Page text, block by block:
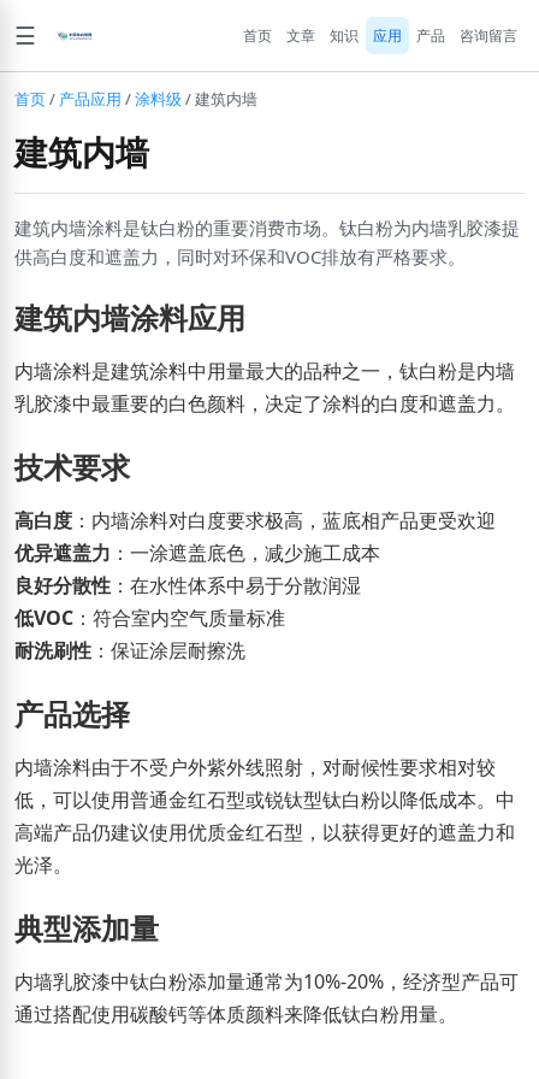
☰ 首页 文章 知识 应用 产品 咨询留言
首页/ 产品应用 /涂料级 /建筑内墙
建筑内墙
建筑内墙涂料是钛白粉的重要消费市场。钛白粉为内墙乳胶漆提
供高白度和遮盖力，同时对环保和VOC排放有严格要求。
建筑内墙涂料应用
内墙涂料是建筑涂料中用量最大的品种之一，钛白粉是内墙
乳胶漆中最重要的白色颜料，决定了涂料的白度和遮盖力。
技术要求
高白度 ：内墙涂料对白度要求极高，蓝底相产品更受欢迎
优异遮盖力 ：一涂遮盖底色，减少施工成本
良好分散性 ：在水性体系中易于分散润湿
低VOC ：符合室内空气质量标准
耐洗刷性 ：保证涂层耐擦洗
产品选择
内墙涂料由于不受户外紫外线照射，对耐候性要求相对较
低，可以使用普通金红石型或锐钛型钛白粉以降低成本。中
高端产品仍建议使用优质金红石型，以获得更好的遮盖力和
光泽。
典型添加量
内墙乳胶漆中钛白粉添加量通常为10%-20%，经济型产品可
通过搭配使用碳酸钙等体质颜料来降低钛白粉用量。